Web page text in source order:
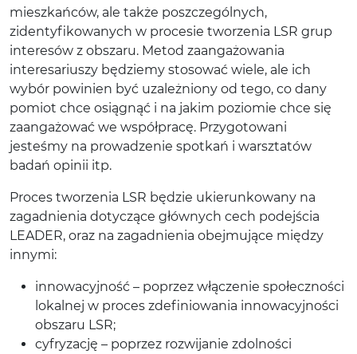
mieszkańców, ale także poszczególnych,
zidentyfikowanych w procesie tworzenia LSR grup
interesów z obszaru. Metod zaangażowania
interesariuszy będziemy stosować wiele, ale ich
wybór powinien być uzależniony od tego, co dany
pomiot chce osiągnąć i na jakim poziomie chce się
zaangażować we współpracę. Przygotowani
jesteśmy na prowadzenie spotkań i warsztatów
badań opinii itp.
Proces tworzenia LSR będzie ukierunkowany na
zagadnienia dotyczące głównych cech podejścia
LEADER, oraz na zagadnienia obejmujące między
innymi:
innowacyjność – poprzez włączenie społeczności
lokalnej w proces zdefiniowania innowacyjności
obszaru LSR;
cyfryzację – poprzez rozwijanie zdolności